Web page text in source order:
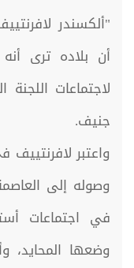
"ألكسندر
أن بلاده ترى
لاجتماعات
جنيف.
واعتبر
وصوله إلى
وضعها المحايد،